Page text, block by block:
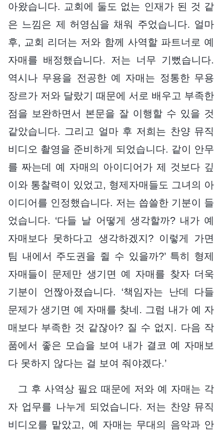
아왔습니다. 교회에 둘도 없는 인재가 된 것 같
은 느낌은 제 허영심을 채워 주었습니다. 얼마
후, 교회 리더는 저와 함께 사역할 파트너로 예
자매를 배정했습니다. 저는 너무 기뻤습니다.
역시나 무용을 전공한 예 자매는 정통한 무용
장르가 저와 달랐기 때문에 서로 배우고 부족한
점을 보완하면서 본문을 잘 이행할 수 있을 것
같았습니다. 그리고 얼마 후 저희는 찬양 뮤직
비디오 촬영을 준비하게 되었습니다. 같이 안무
를 짜는데 예 자매의 아이디어가 제 것보다 깊
이와 통찰력이 있었고, 형제자매들도 그녀의 아
이디어를 인정했습니다. 저는 씁쓸한 기분이 들
었습니다. ‘다들 날 어떻게 생각할까? 내가 예
자매보다 못하다고 생각하겠지? 이렇게 가면
팀 내에서 주도권을 쥘 수 있을까?’ 특히 형제
자매들이 문제만 생기면 예 자매를 찾자 더욱
기분이 언짢아졌습니다. ‘책임자는 난데 다들
문제가 생기면 예 자매를 찾네. 그럼 내가 예 자
매보다 부족한 것 같잖아? 질 수 없지. 다음 작
품에서 좋은 모습을 보여 내가 결코 예 자매보
다 못하지 않다는 걸 보여 줘야겠다.’
그 후 사역상 필요 때문에 저와 예 자매는 각
자 업무를 나누게 되었습니다. 저는 찬양 뮤직
비디오를 맡았고, 예 자매는 무대의 음악과 안